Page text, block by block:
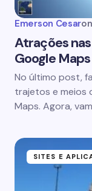
Emerson Cesaron
Atrações
Google
No último post,
trajetos e meios
Maps. Agora,
SITES E